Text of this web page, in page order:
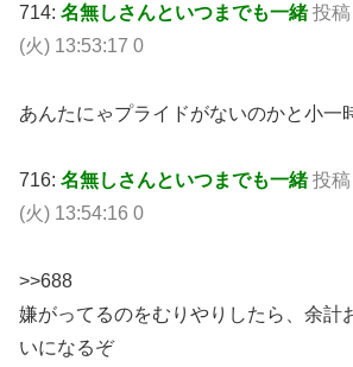
714: 名無しさんといつまでも一緒投
(火) 13:53:17 0
あんたにゃプライドがないのかと小一
716: 名無しさんといつまでも一緒投
(火) 13:54:16 0
>>688
嫌がってるのをむりやりしたら、余計
いになるぞ